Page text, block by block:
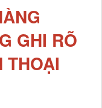
GHI RÕ
THOẠI